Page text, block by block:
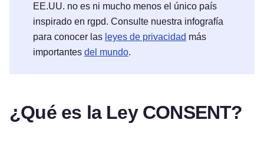
EE.UU. no es ni mucho menos el único país
inspirado en rgpd. Consulte nuestra infografía
para conocer las leyes de privacidad más
importantes del mundo.
¿Qué es la Ley CONSENT?